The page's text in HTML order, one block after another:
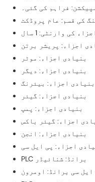
فراہم کی گئی۔
کی قسم: عام پروڈکٹ
کی وارنٹی: 1 سال
اجزاء: پریشر برتن
بنیادی اجزاء: موٹر
بنیادی اجزاء: دیگر
بنیادی اجزاء: بیئرنگ
بنیادی اجزاء: گیئر
بنیادی اجزاء: پمپ
اجزاء: گیئر باکس
بنیادی اجزاء: انجن
اجزاء: پی ایل سی
PLC برانڈ: شنائیڈر
ایل سی برانڈ: اومرون